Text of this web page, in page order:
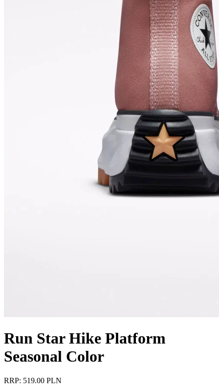
Run Star Hike Platform
Seasonal Color
RRP: 519.00 PLN